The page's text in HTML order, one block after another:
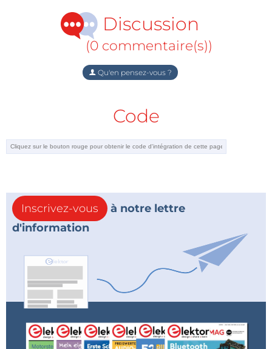
Discussion
(0 commentaire(s))
Qu'en pensez-vous ?
Code
Inscrivez-vous
à notre lettre
d'information